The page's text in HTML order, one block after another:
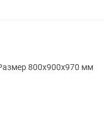
Плита ABAT ПГК-49 ЖШ - || - А С духовкой Размер 800х900х970 мм